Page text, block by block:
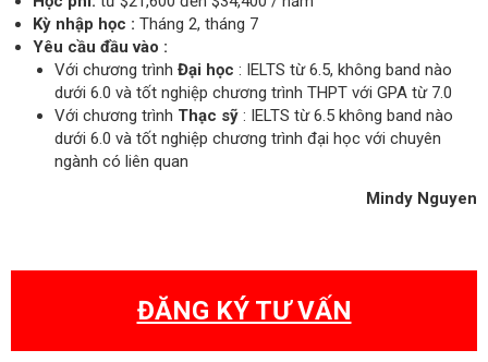
Kỳ nhập học : Tháng 2, tháng 7
Yêu cầu đầu vào :
Với chương trình Đại học : IELTS từ 6.5, không band nào
dưới 6.0 và tốt nghiệp chương trình THPT với GPA từ 7.0
Với chương trình Thạc sỹ : IELTS từ 6.5 không band nào
dưới 6.0 và tốt nghiệp chương trình đại học với chuyên
ngành có liên quan
Mindy Nguyen
ĐĂNG KÝ TƯ VẤN